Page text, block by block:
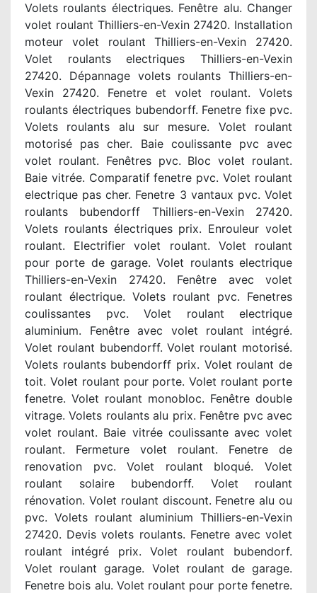
Volets roulants électriques. Fenêtre alu. Changer
volet roulant Thilliers-en-Vexin 27420. Installation
moteur volet roulant Thilliers-en-Vexin 27420.
Volet roulants electriques Thilliers-en-Vexin
27420. Dépannage volets roulants Thilliers-en-
Vexin 27420. Fenetre et volet roulant. Volets
roulants électriques bubendorff. Fenetre fixe pvc.
Volets roulants alu sur mesure. Volet roulant
motorisé pas cher. Baie coulissante pvc avec
volet roulant. Fenêtres pvc. Bloc volet roulant.
Baie vitrée. Comparatif fenetre pvc. Volet roulant
electrique pas cher. Fenetre 3 vantaux pvc. Volet
roulants bubendorff Thilliers-en-Vexin 27420.
Volets roulants électriques prix. Enrouleur volet
roulant. Electrifier volet roulant. Volet roulant
pour porte de garage. Volet roulants electrique
Thilliers-en-Vexin 27420. Fenêtre avec volet
roulant électrique. Volets roulant pvc. Fenetres
coulissantes pvc. Volet roulant electrique
aluminium. Fenêtre avec volet roulant intégré.
Volet roulant bubendorff. Volet roulant motorisé.
Volets roulants bubendorff prix. Volet roulant de
toit. Volet roulant pour porte. Volet roulant porte
fenetre. Volet roulant monobloc. Fenêtre double
vitrage. Volets roulants alu prix. Fenêtre pvc avec
volet roulant. Baie vitrée coulissante avec volet
roulant. Fermeture volet roulant. Fenetre de
renovation pvc. Volet roulant bloqué. Volet
roulant solaire bubendorff. Volet roulant
rénovation. Volet roulant discount. Fenetre alu ou
pvc. Volets roulant aluminium Thilliers-en-Vexin
27420. Devis volets roulants. Fenetre avec volet
roulant intégré prix. Volet roulant bubendorf.
Volet roulant garage. Volet roulant de garage.
Fenetre bois alu. Volet roulant pour porte fenetre.